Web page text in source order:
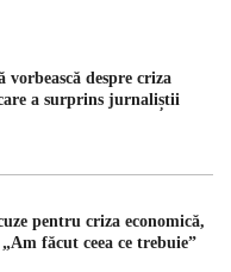
despre criza
a surprins jurnaliștii
pentru criza economică,
făcut ceea ce trebuie”